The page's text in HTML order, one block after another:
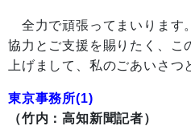
全力で頑張ってまいります
協力とご支援を賜りたく、こ
上げまして、私のごあいさつ
東京事務所(1)
（竹内：高知新聞記者）